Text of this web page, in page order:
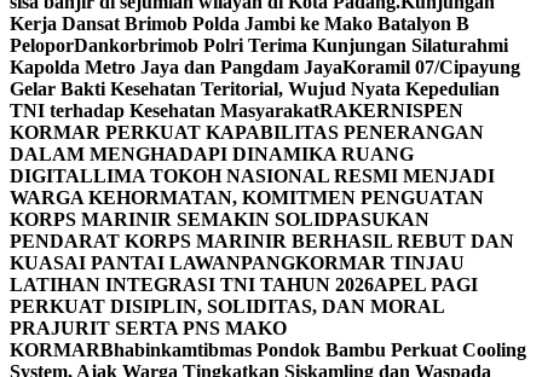
Kerja Dansat Brimob Polda Jambi ke Mako Batalyon B
PeloporDankorbrimob Polri Terima Kunjungan Silaturahmi
Kapolda Metro Jaya dan Pangdam JayaKoramil 07/Cipayung
Gelar Bakti Kesehatan Teritorial, Wujud Nyata Kepedulian
TNI terhadap Kesehatan MasyarakatRAKERNISPEN
KORMAR PERKUAT KAPABILITAS PENERANGAN
DALAM MENGHADAPI DINAMIKA RUANG
DIGITALLIMA TOKOH NASIONAL RESMI MENJADI
WARGA KEHORMATAN, KOMITMEN PENGUATAN
KORPS MARINIR SEMAKIN SOLIDPASUKAN
PENDARAT KORPS MARINIR BERHASIL REBUT DAN
KUASAI PANTAI LAWANPANGKORMAR TINJAU
LATIHAN INTEGRASI TNI TAHUN 2026APEL PAGI
PERKUAT DISIPLIN, SOLIDITAS, DAN MORAL
PRAJURIT SERTA PNS MAKO
KORMARBhabinkamtibmas Pondok Bambu Perkuat Cooling
System, Ajak Warga Tingkatkan Siskamling dan Waspada